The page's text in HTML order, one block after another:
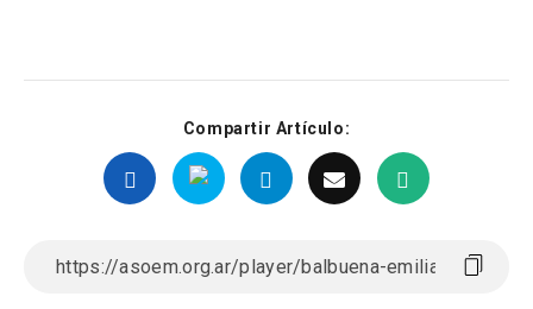
Compartir Artículo: